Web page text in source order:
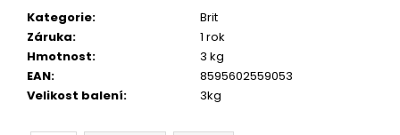
Kategorie:
Brit
Záruka:
1 rok
Hmotnost:
3 kg
EAN:
8595602559053
Velikost balení: 3kg